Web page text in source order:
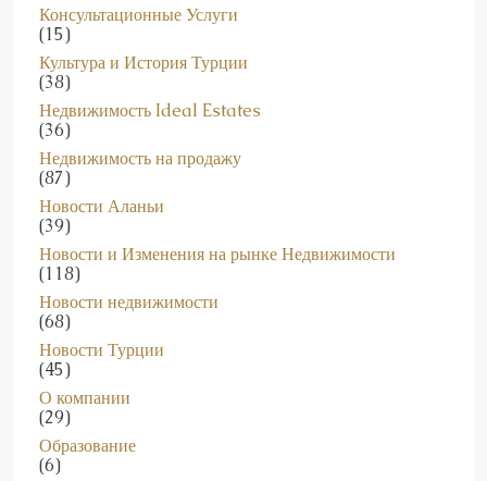
Консультационные Услуги
(15)
Культура и История Турции
(38)
Недвижимость Ideal Estates
(36)
Недвижимость на продажу
(87)
Новости Аланьи
(39)
Новости и Изменения на рынке Недвижимости
(118)
Новости недвижимости
(68)
Новости Турции
(45)
О компании
(29)
Образование
(6)